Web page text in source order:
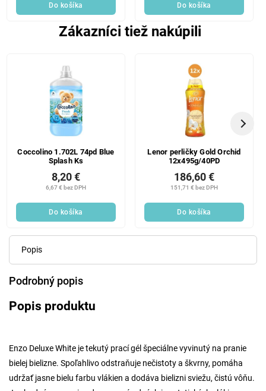
Do košíka Do košíka
Zákazníci tiež nakúpili
Coccolino 1.702L 74pd Blue
Splash Ks
6,67 € bez DPH
8,20 €
Do košíka
Lenor perličky Gold Orchid
12x495g/40PD
151,71 € bez DPH
186,60 €
Do košíka
Popis
Podrobný popis
Popis produktu
Enzo Deluxe White je tekutý prací gél špeciálne vyvinutý na pranie
bielej bielizne. Spoľahlivo odstraňuje nečistoty a škvrny, pomáha
udržať jasne bielu farbu vlákien a dodáva bielizni sviežu, čistú vôňu.